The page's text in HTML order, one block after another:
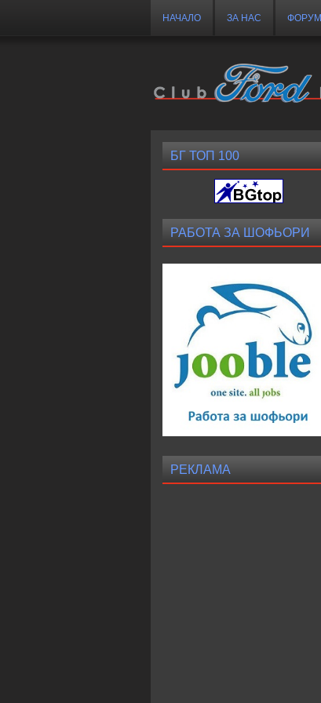
НАЧАЛО ЗА НАС ФОРУМ
БГ ТОП 100
РАБОТА ЗА ШОФЬОРИ
РЕКЛАМА